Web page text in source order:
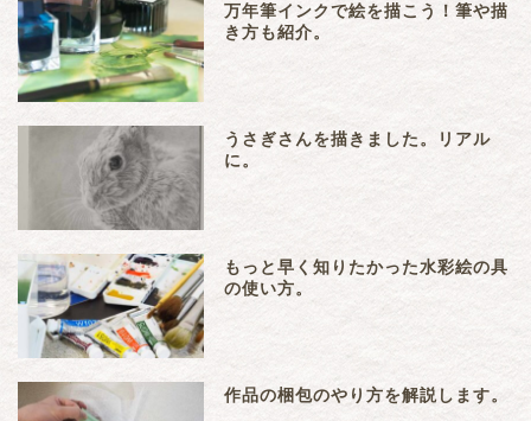
万年筆インクで絵を描こう！筆や描
き方も紹介。
うさぎさんを描きました。リアル
に。
もっと早く知りたかった水彩絵の具
の使い方。
作品の梱包のやり方を解説します。